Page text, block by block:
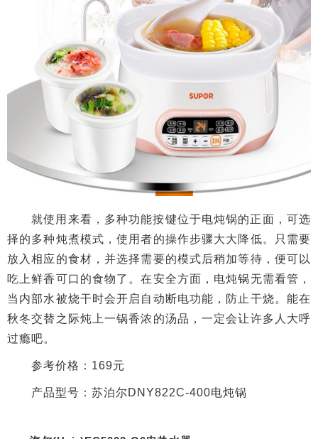
就使用来看，多种功能按键位于电炖锅的正面，可选
择的多种炖煮模式，使用者的操作步骤大大降低。只需要
放入相应的食材，并选择需要的模式后稍加等待，便可以
吃上鲜香可口的食物了。在安全方面，电炖锅无需看管，
当内部水被烧干时会开启自动断电功能，防止干烧。能在
秋冬交替之际炖上一锅香浓的汤品，一定会让许多人大呼
过瘾吧。
参考价格：169元
产品型号：苏泊尔DNY822C-400电炖锅